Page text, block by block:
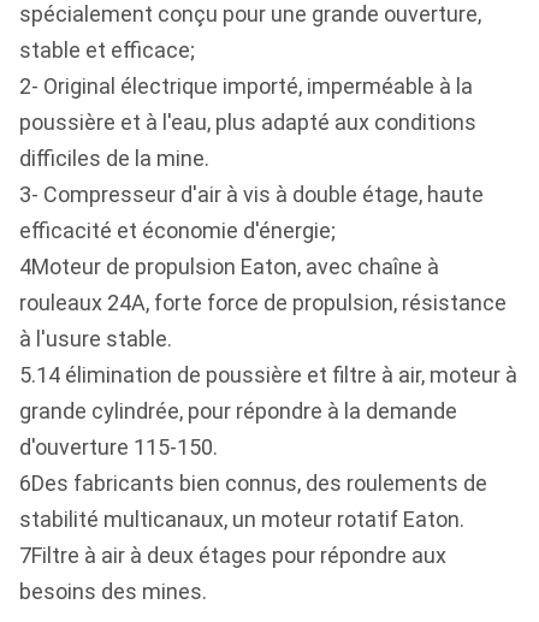
spécialement conçu pour une grande ouverture,
stable et efficace;
2- Original électrique importé, imperméable à la
poussière et à l'eau, plus adapté aux conditions
difficiles de la mine.
3- Compresseur d'air à vis à double étage, haute
efficacité et économie d'énergie;
4Moteur de propulsion Eaton, avec chaîne à
rouleaux 24A, forte force de propulsion, résistance
à l'usure stable.
5.14 élimination de poussière et filtre à air, moteur à
grande cylindrée, pour répondre à la demande
d'ouverture 115-150.
6Des fabricants bien connus, des roulements de
stabilité multicanaux, un moteur rotatif Eaton.
7Filtre à air à deux étages pour répondre aux
besoins des mines.